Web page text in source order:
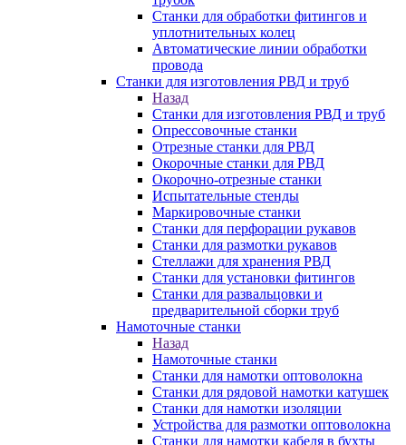
Станки для обработки фитингов и
уплотнительных колец
Автоматические линии обработки
провода
Станки для изготовления РВД и труб
Назад
Станки для изготовления РВД и труб
Опрессовочные станки
Отрезные станки для РВД
Окорочные станки для РВД
Окорочно-отрезные станки
Испытательные стенды
Маркировочные станки
Станки для перфорации рукавов
Станки для размотки рукавов
Стеллажи для хранения РВД
Станки для установки фитингов
Станки для развальцовки и
предварительной сборки труб
Намоточные станки
Назад
Намоточные станки
Станки для намотки оптоволокна
Станки для рядовой намотки катушек
Станки для намотки изоляции
Устройства для размотки оптоволокна
Станки для намотки кабеля в бухты